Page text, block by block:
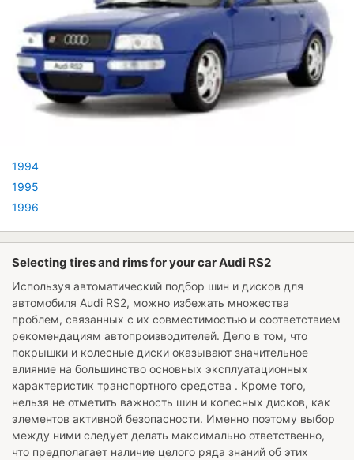
1994
1995
1996
Selecting tires and rims for your car Audi RS2
Используя автоматический подбор шин и дисков для
автомобиля Audi RS2, можно избежать множества
проблем, связанных с их совместимостью и соответствием
рекомендациям автопроизводителей. Дело в том, что
покрышки и колесные диски оказывают значительное
влияние на большинство основных эксплуатационных
характеристик транспортного средства . Кроме того,
нельзя не отметить важность шин и колесных дисков, как
элементов активной безопасности. Именно поэтому выбор
между ними следует делать максимально ответственно,
что предполагает наличие целого ряда знаний об этих